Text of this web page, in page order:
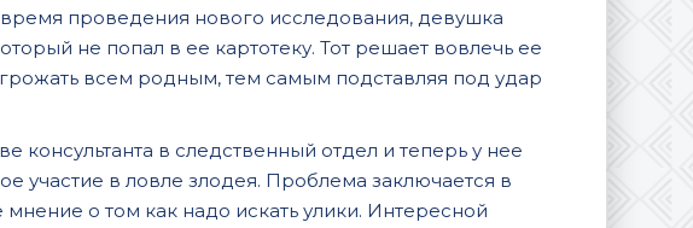
проведения нового исследования, девушка
не попал в ее картотеку. Тот решает вовлечь ее
всем родным, тем самым подставляя под удар
консультанта в следственный отдел и теперь у нее
участие в ловле злодея. Проблема заключается в
о том как надо искать улики. Интересной